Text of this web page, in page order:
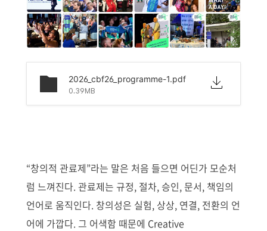
2026_cbf26_programme-1.pdf
0.39MB
“창의적 관료제”라는 말은 처음 들으면 어딘가 모순처
럼 느껴진다. 관료제는 규정, 절차, 승인, 문서, 책임의
언어로 움직인다. 창의성은 실험, 상상, 연결, 전환의 언
어에 가깝다. 그 어색함 때문에 Creative